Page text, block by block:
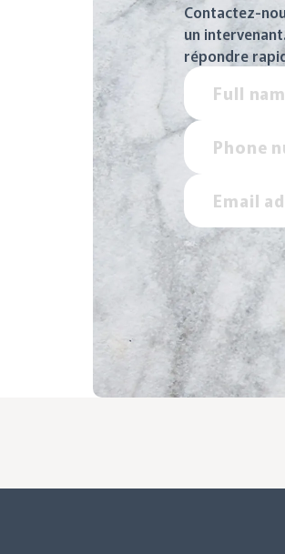
Contactez-
un
répondre